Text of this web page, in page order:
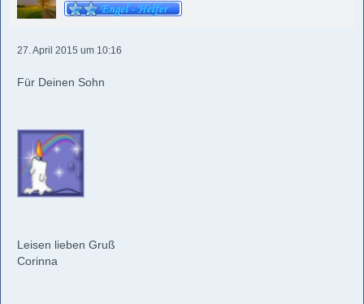
27. April 2015 um 10:16
Für Deinen Sohn
Leisen lieben Gruß
Corinna